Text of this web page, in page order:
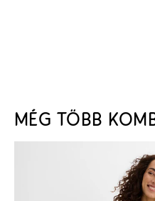
MÉG TÖBB